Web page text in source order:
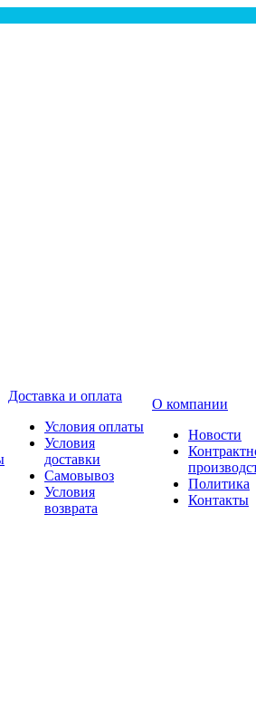
Доставка и оплата
Условия оплаты
Условия
доставки
Самовывоз
Условия
возврата
О компании
Новости
Политика
Контакты